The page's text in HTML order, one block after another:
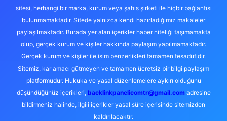
sitesi, herhangi bir marka, kurum veya şahıs şirketi ile hiçbir bağlantısı
bulunmamaktadır. Sitede yalnızca kendi hazırladığımız makaleler
paylaşılmaktadır. Burada yer alan içerikler haber niteliği taşımamakta
olup, gerçek kurum ve kişiler hakkında paylaşım yapılmamaktadır.
Gerçek kurum ve kişiler ile isim benzerlikleri tamamen tesadüfidir.
Sitemiz, kar amacı gütmeyen ve tamamen ücretsiz bir bilgi paylaşım
platformudur. Hukuka ve yasal düzenlemelere aykırı olduğunu
düşündüğünüz içerikleri, backlinkpanelicomtr@gmail.comadresine
bildirmeniz halinde, ilgili içerikler yasal süre içerisinde sitemizden
kaldırılacaktır.